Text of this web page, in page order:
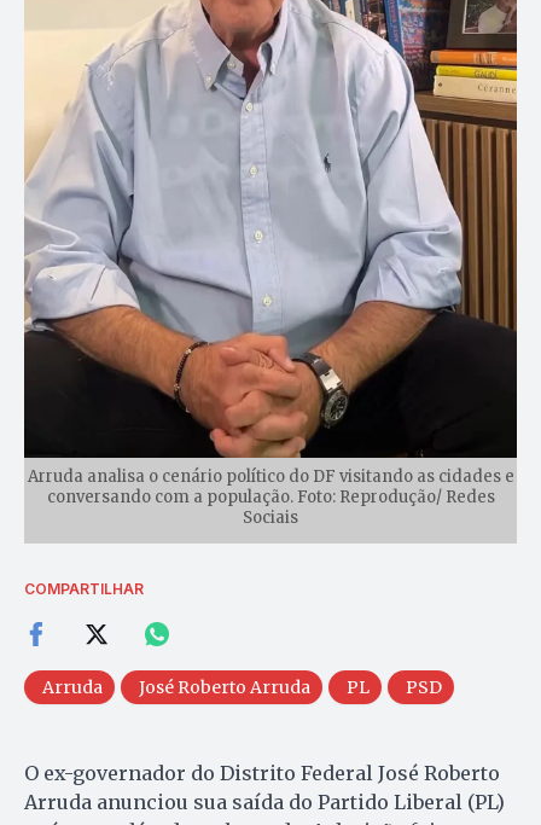
Arruda analisa o cenário político do DF visitando as cidades e
conversando com a população. Foto: Reprodução/ Redes
Sociais
COMPARTILHAR
Arruda José Roberto Arruda PL PSD
O ex-governador do Distrito Federal José Roberto
Arruda anunciou sua saída do Partido Liberal (PL)